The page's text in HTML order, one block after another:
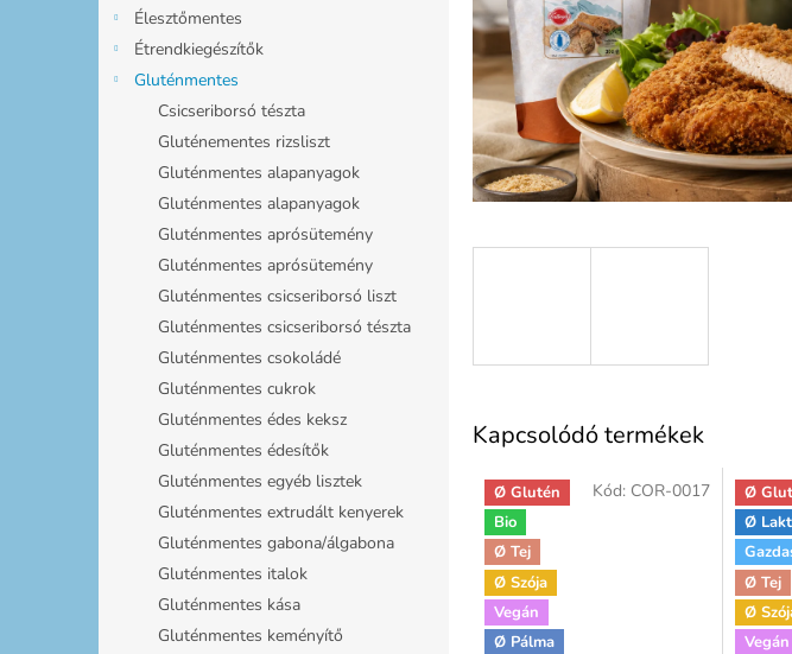
Élesztőmentes
Étrendkiegészítők
Gluténmentes
Csicseriborsó tészta
Gluténementes rizsliszt
Gluténmentes alapanyagok
Gluténmentes alapanyagok
Gluténmentes aprósütemény
Gluténmentes aprósütemény
Gluténmentes csicseriborsó liszt
Gluténmentes csicseriborsó tészta
Gluténmentes csokoládé
Gluténmentes cukrok
Gluténmentes édes keksz
Gluténmentes édesítők
Gluténmentes egyéb lisztek
Gluténmentes extrudált kenyerek
Gluténmentes gabona/álgabona
Gluténmentes italok
Gluténmentes kása
Gluténmentes keményítő
Kapcsolódó termékek
Ø Glutén
Bio
Ø Tej
Ø Szója
Vegán
Ø Pálma
Kód: COR-0017
Ø
Ø
Ø Tej
Ø
Vegán